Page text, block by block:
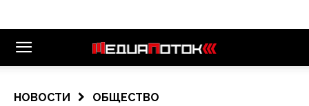
НОВОСТИ ОБЩЕСТВО